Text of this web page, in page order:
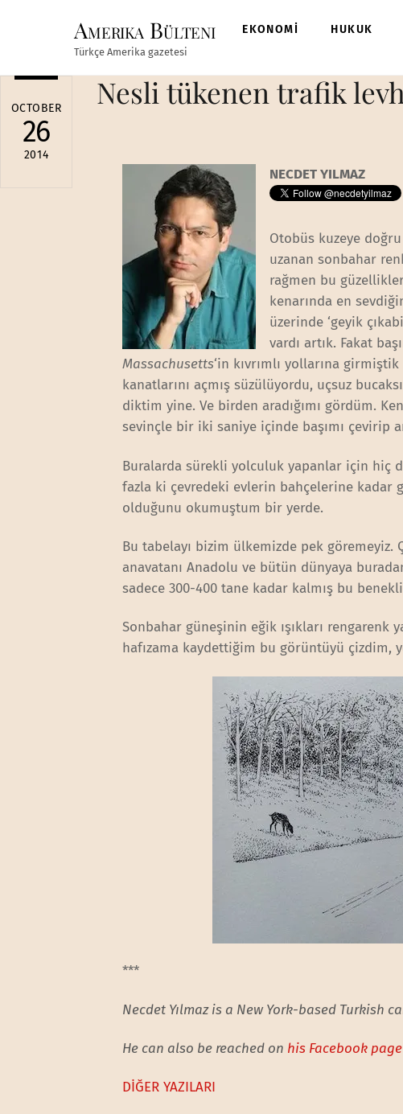
Amerika Bülteni
Türkçe Amerika gazetesi
EKONOMİ HUKUK
OCTOBER
26
2014
Nesli tükenen trafik
NECDET YILMAZ
Otobüs kuzeye
uzanan sonbahar
rağmen bu
kenarında en
üzerinde ‘geyik
vardı artık. Fakat
Massachusetts‘in kıvrımlı yollarına
kanatlarını açmış süzülüyordu, uçsuz
diktim yine. Ve birden aradığımı gördüm.
sevinçle bir iki saniye içinde başımı çevirip
Buralarda sürekli yolculuk yapanlar için hiç
fazla ki çevredeki evlerin bahçelerine kadar
olduğunu okumuştum bir yerde.
Bu tabelayı bizim ülkemizde pek
anavatanı Anadolu ve bütün dünyaya
sadece 300-400 tane kadar kalmış bu
Sonbahar güneşinin eğik ışıkları
hafızama kaydettiğim bu görüntüyü çizdim,
***
Necdet Yılmaz is a New York-based Turkish
He can also be reached on his Facebook page
DİĞER YAZILARI